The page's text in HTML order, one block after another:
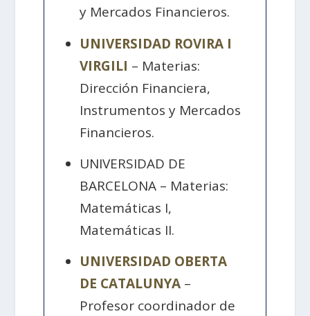
y Mercados Financieros.
UNIVERSIDAD ROVIRA I
VIRGILI – Materias:
Dirección Financiera,
Instrumentos y Mercados
Financieros.
UNIVERSIDAD DE
BARCELONA – Materias:
Matemáticas I,
Matemáticas II.
UNIVERSIDAD OBERTA
DE CATALUNYA –
Profesor coordinador de